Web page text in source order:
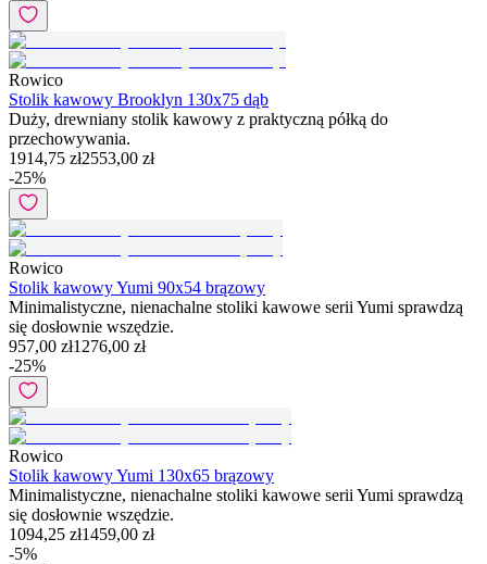
Rowico
Stolik kawowy Brooklyn 130x75 dąb
Duży, drewniany stolik kawowy z praktyczną półką do
przechowywania.
1914,75 zł2553,00 zł
-25%
Rowico
Stolik kawowy Yumi 90x54 brązowy
Minimalistyczne, nienachalne stoliki kawowe serii Yumi sprawdzą
się dosłownie wszędzie.
957,00 zł1276,00 zł
-25%
Rowico
Stolik kawowy Yumi 130x65 brązowy
Minimalistyczne, nienachalne stoliki kawowe serii Yumi sprawdzą
się dosłownie wszędzie.
1094,25 zł1459,00 zł
-5%